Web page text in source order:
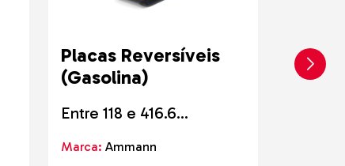
Placas Reversíveis
(Gasolina)
Entre 118 e 416.6
Marca: Ammann